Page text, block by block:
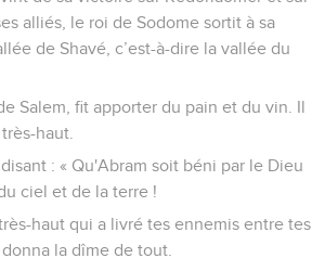
alliés, le roi de Sodome sortit à sa
de Shavé, c’est-à-dire la vallée du
Salem, fit apporter du pain et du vin. Il
haut.
: « Qu'Abram soit béni par le Dieu
ciel et de la terre !
haut qui a livré tes ennemis entre tes
la dîme de tout.